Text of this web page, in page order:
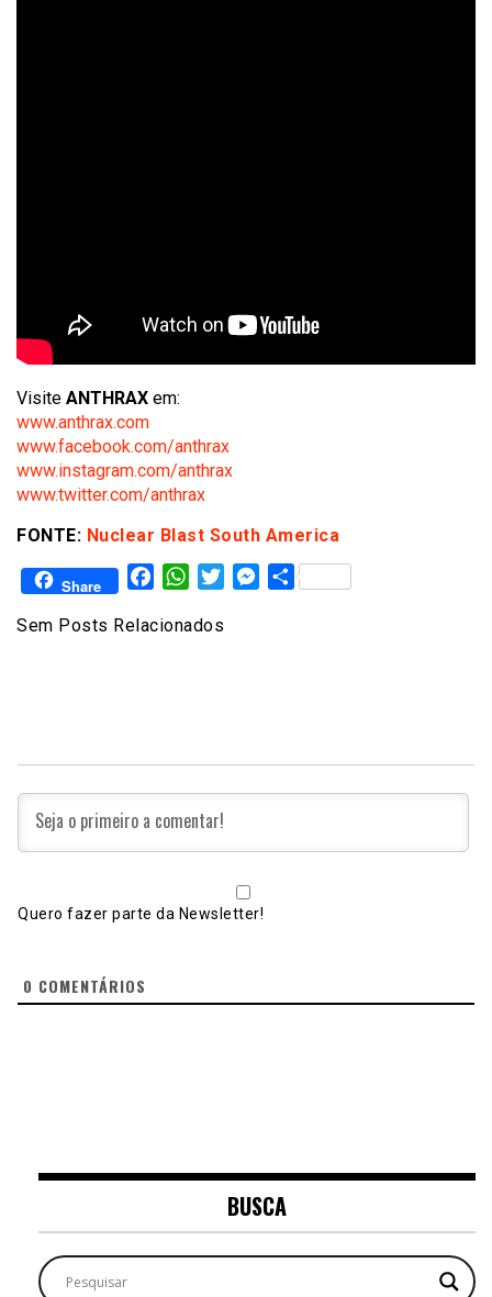
Visite ANTHRAX em:
www.anthrax.com
www.facebook.com/anthrax
www.instagram.com/anthrax
www.twitter.com/anthrax
FONTE: Nuclear Blast South America
Share FacebookWhatsAppTwitterMessenger
Share
Sem Posts Relacionados
Quero fazer parte da Newsletter!
0 COMENTÁRIOS
BUSCA